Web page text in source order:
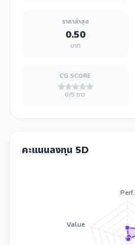
ราคาล่าสุด
0.50
บาท
CG SCORE
0/5 ดาว
คะแนนลงทุน 5D
Perf.
Value